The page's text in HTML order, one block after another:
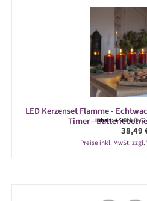
LED Kerzenset Flamme -
Timer -Inhalt:4 Stück
38,49
Preise inkl. MwSt.